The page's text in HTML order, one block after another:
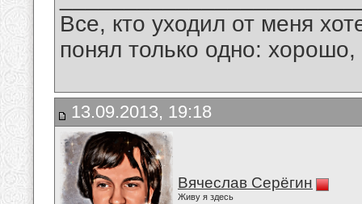
Все, кто уходил от меня
понял только одно:
13.09.2013, 19:18
Вячеслав Серёгин
Живу я здесь